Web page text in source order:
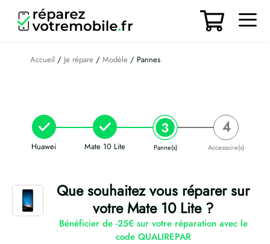
contenu
Accueil / Je répare / Modèle / Pannes
Huawei Mate 10 Lite Panne(s) Accessoire(s)
Que souhaitez vous réparer sur
votre Mate 10 Lite ?
Bénéficier de -25€ sur votre réparation avec le
code QUALIREPAR